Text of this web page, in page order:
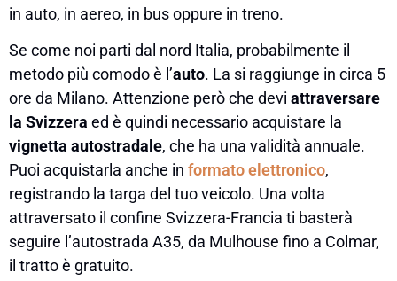
in auto, in aereo, in bus oppure in treno.
Se come noi parti dal nord Italia, probabilmente il
metodo più comodo è l’auto. La si raggiunge in circa 5
ore da Milano. Attenzione però che devi attraversare
la Svizzera ed è quindi necessario acquistare la
vignetta autostradale, che ha una validità annuale.
Puoi acquistarla anche in formato elettronico,
registrando la targa del tuo veicolo. Una volta
attraversato il confine Svizzera-Francia ti basterà
seguire l’autostrada A35, da Mulhouse fino a Colmar,
il tratto è gratuito.